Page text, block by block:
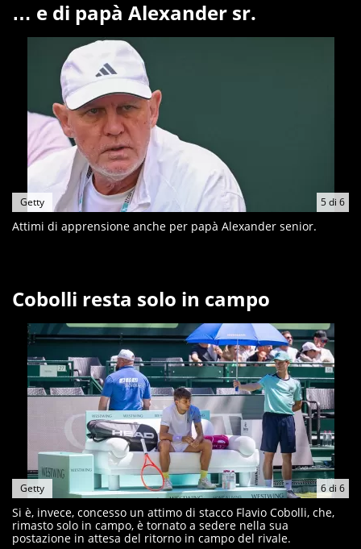
… e di papà Alexander sr.
5di 6
Getty
Attimi di apprensione anche per papà Alexander senior.
Cobolli resta solo in campo
6di 6
Getty
Si è, invece, concesso un attimo di stacco Flavio Cobolli, che,
rimasto solo in campo, è tornato a sedere nella sua
postazione in attesa del ritorno in campo del rivale.